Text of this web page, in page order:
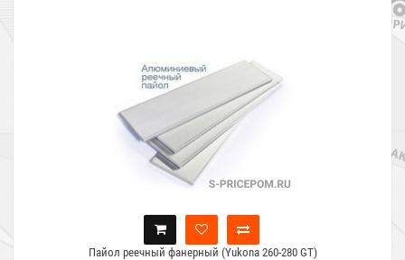
Пайол реечный фанерный (Yukona 260-280 GT)